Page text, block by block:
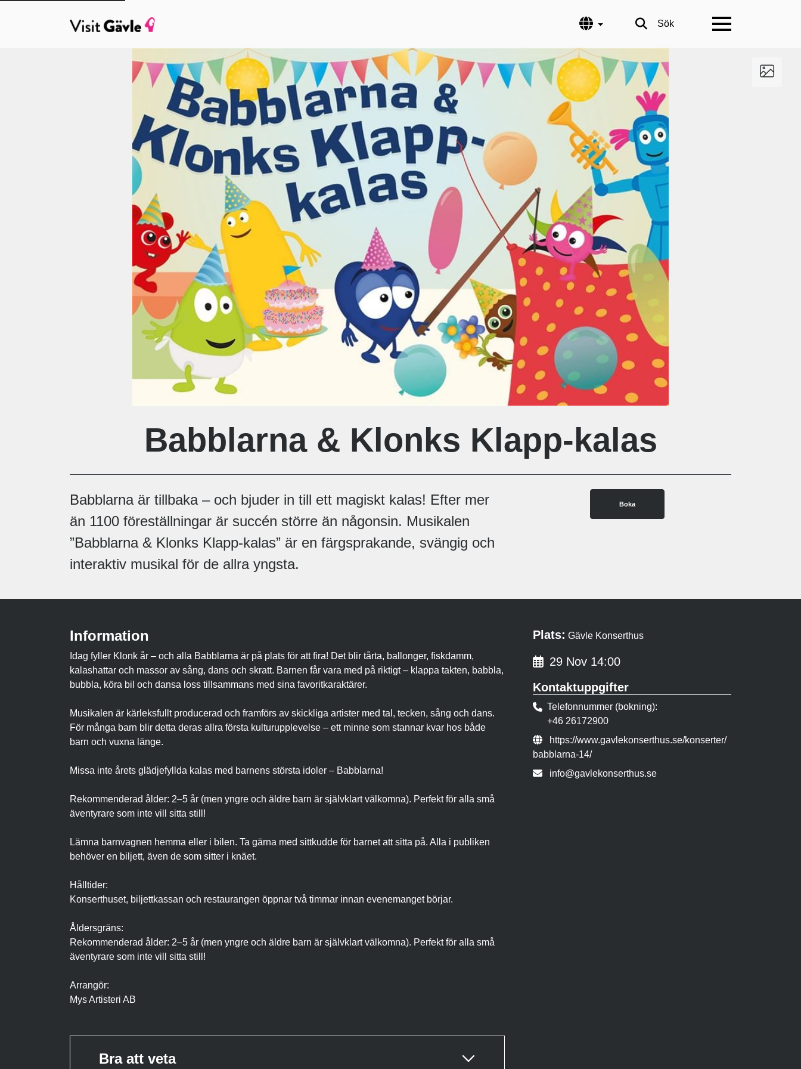
Språk Sök
Babblarna & Klonks Klapp-kalas
Babblarna är tillbaka – och bjuder in till ett magiskt kalas! Efter mer
än 1100 föreställningar är succén större än någonsin. Musikalen
”Babblarna & Klonks Klapp-kalas” är en färgsprakande, svängig och
interaktiv musikal för de allra yngsta.
Boka
Information
Idag fyller Klonk år – och alla Babblarna är på plats för att fira! Det blir tårta, ballonger, fiskdamm,
kalashattar och massor av sång, dans och skratt. Barnen får vara med på riktigt – klappa takten, babbla,
bubbla, köra bil och dansa loss tillsammans med sina favoritkaraktärer.
Musikalen är kärleksfullt producerad och framförs av skickliga artister med tal, tecken, sång och dans.
För många barn blir detta deras allra första kulturupplevelse – ett minne som stannar kvar hos både
barn och vuxna länge.
Missa inte årets glädjefyllda kalas med barnens största idoler – Babblarna!
Rekommenderad ålder: 2–5 år (men yngre och äldre barn är självklart välkomna). Perfekt för alla små
äventyrare som inte vill sitta still!
Lämna barnvagnen hemma eller i bilen. Ta gärna med sittkudde för barnet att sitta på. Alla i publiken
behöver en biljett, även de som sitter i knäet.
Hålltider:
Konserthuset, biljettkassan och restaurangen öppnar två timmar innan evenemanget börjar.
Åldersgräns:
Rekommenderad ålder: 2–5 år (men yngre och äldre barn är självklart välkomna). Perfekt för alla små
äventyrare som inte vill sitta still!
Arrangör:
Mys Artisteri AB
Bra att veta
Plats: Gävle Konserthus
29 Nov 14:00
Kontaktuppgifter
Telefonnummer (bokning)
+46 26172900
Evenemangslänk:
https://www.gavlekonserthus.se/konserter/
babblarna-14/
E-post:
info@gavlekonserthus.se